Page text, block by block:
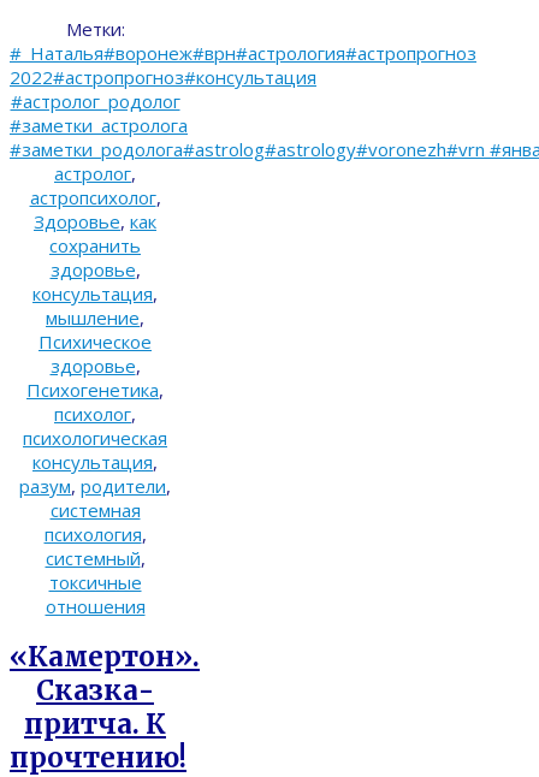
Метки:
#_Наталья#воронеж#врн#астрология#астропрогноз
2022#астропрогноз#консультация
#астролог_родолог
#заметки_астролога
#заметки_родолога#astrolog#astrology#voronezh#vrn
астролог,
астропсихолог,
Здоровье, как
сохранить
здоровье,
консультация,
мышление,
Психическое
здоровье,
Психогенетика,
психолог,
психологическая
консультация,
разум, родители,
системная
психология,
системный,
токсичные
отношения
«Камертон».
Сказка-
притча. К
прочтению!